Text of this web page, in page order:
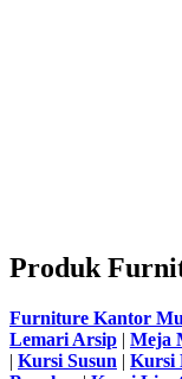
Produk
Furniture Kantor
Lemari Arsip | Meja
| Kursi Susun | Kursi